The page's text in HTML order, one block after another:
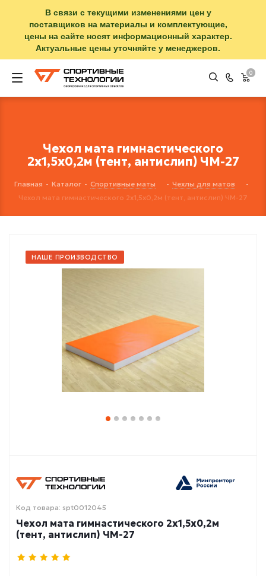
В связи с текущими изменениями цен у
поставщиков на материалы и комплектующие,
цены на сайте носят информационный характер.
Актуальные цены уточняйте у менеджеров.
0
Чехол мата гимнастического
2х1,5х0,2м (тент, антислип) ЧМ-27
Главная - Каталог - Спортивные маты - Чехлы для матов
-
Чехол мата гимнастического 2х1,5х0,2м (тент, антислип) ЧМ-27
НАШЕ ПРОИЗВОДСТВО
Код товара: spt0012045
Чехол мата гимнастического 2х1,5х0,2м
(тент, антислип) ЧМ-27